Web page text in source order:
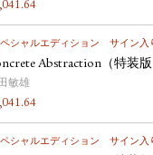
シャルエディション サイン入
Abstraction（特装
敏雄
シャルエディション サイン入